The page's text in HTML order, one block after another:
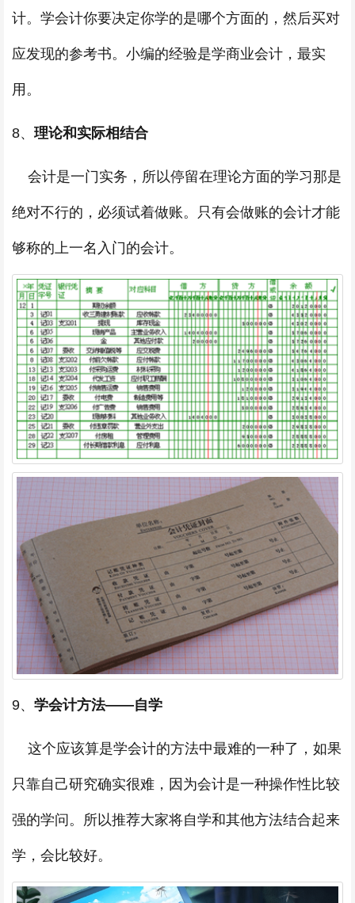
计。学会计你要决定你学的是哪个方面的，然后买对
应发现的参考书。小编的经验是学商业会计，最实
用。
8、 理论和实际相结合
会计是一门实务，所以停留在理论方面的学习那是
绝对不行的，必须试着做账。只有会做账的会计才能
够称的上一名入门的会计。
9、 学会计方法——自学
这个应该算是学会计的方法中最难的一种了，如果
只靠自己研究确实很难，因为会计是一种操作性比较
强的学问。所以推荐大家将自学和其他方法结合起来
学，会比较好。